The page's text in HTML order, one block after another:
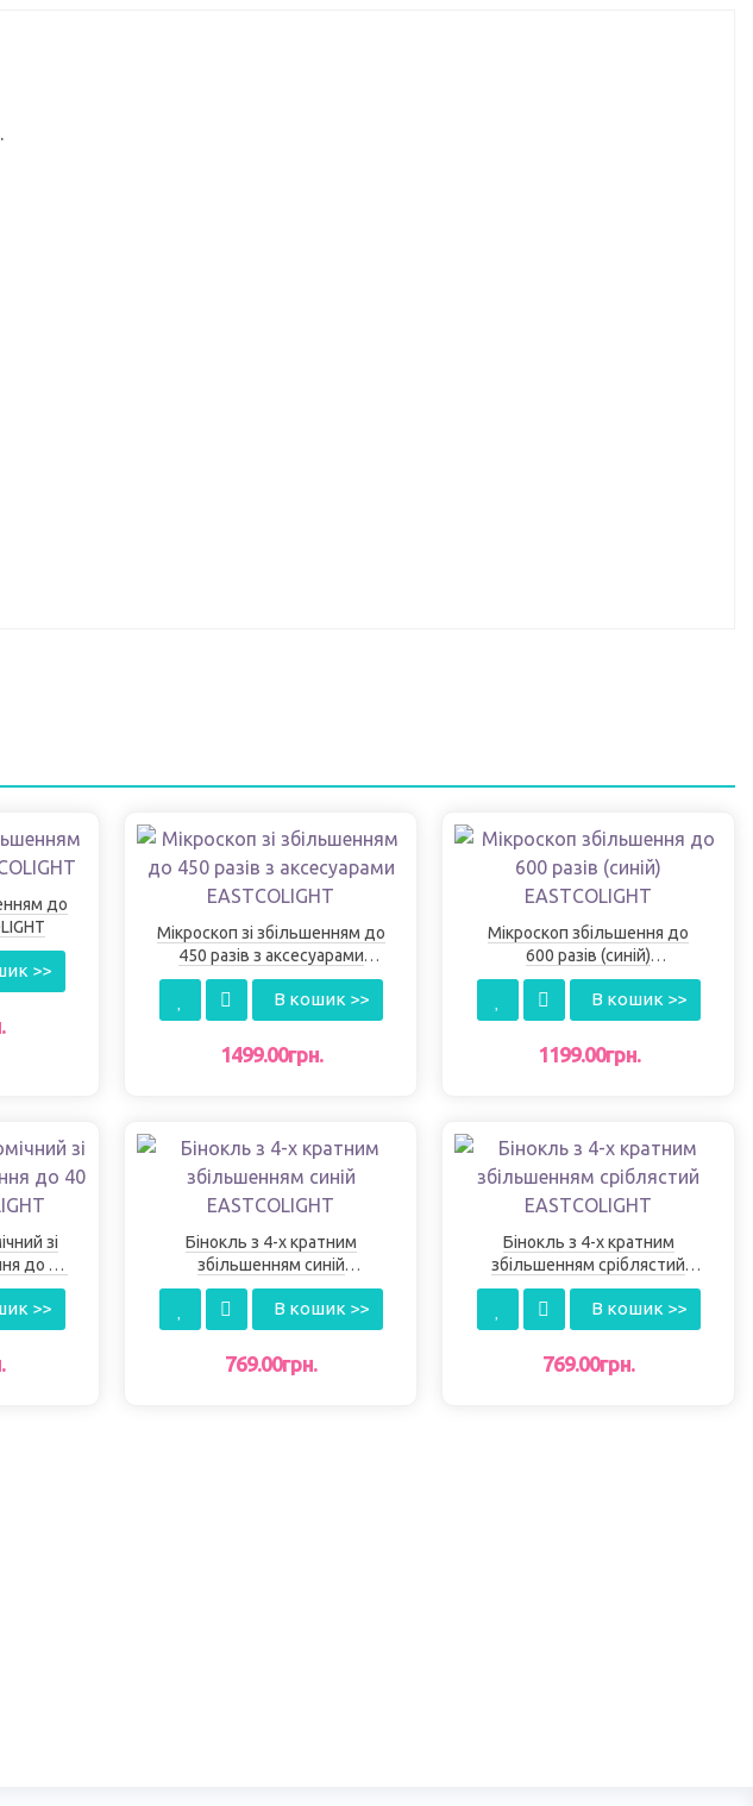
до
>>
Мікроскоп зі збільшенням до
450 разів з аксесуарами
EASTCOLІGHT
В кошик >>
1499.00грн.
Мікроскоп збільшення до
600 разів (синій)
EASTCOLІGHT
В кошик >>
1199.00грн.
зі
до 40
>>
Бінокль з 4-х кратним
збільшенням синій
EASTCOLІGHT
В кошик >>
769.00грн.
Бінокль з 4-х кратним
збільшенням сріблястий
EASTCOLІGHT
В кошик >>
769.00грн.